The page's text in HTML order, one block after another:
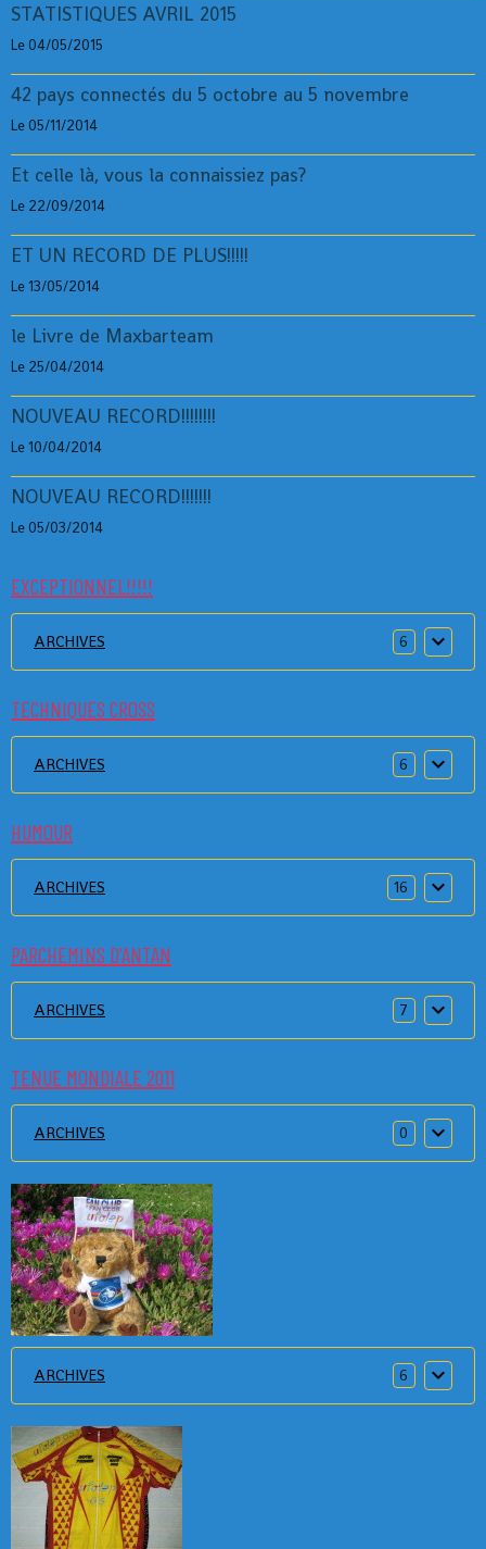
STATISTIQUES AVRIL 2015
Le 04/05/2015
42 pays connectés du 5 octobre au 5 novembre
Le 05/11/2014
Et celle là, vous la connaissiez pas?
Le 22/09/2014
ET UN RECORD DE PLUS!!!!!
Le 13/05/2014
le Livre de Maxbarteam
Le 25/04/2014
NOUVEAU RECORD!!!!!!!!
Le 10/04/2014
NOUVEAU RECORD!!!!!!!
Le 05/03/2014
EXCEPTIONNEL!!!!!
ARCHIVES 6
TECHNIQUES CROSS
ARCHIVES 6
HUMOUR
ARCHIVES 16
PARCHEMINS D'ANTAN
ARCHIVES 7
TENUE MONDIALE 2011
ARCHIVES 0
ARCHIVES 6